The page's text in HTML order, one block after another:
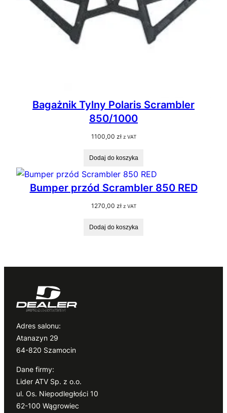
Bagażnik Tylny Polaris Scrambler
850/1000
1100,00 zł z VAT
Dodaj do koszyka
Bumper przód Scrambler 850 RED
1270,00 zł z VAT
Dodaj do koszyka
Adres salonu:
Atanazyn 29
64-820 Szamocin
Dane firmy:
Lider ATV Sp. z o.o.
ul. Os. Niepodległości 10
62-100 Wągrowiec